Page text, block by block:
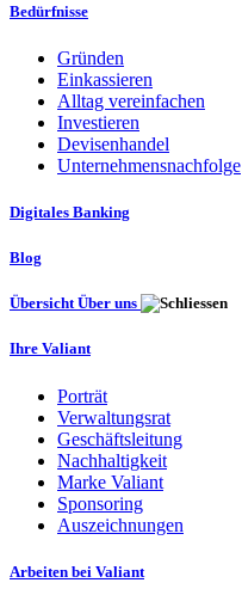
Bedürfnisse
Gründen
Einkassieren
Alltag vereinfachen
Investieren
Devisenhandel
Unternehmensnachfolge
Digitales Banking
Blog
Übersicht Über uns
Ihre Valiant
Porträt
Verwaltungsrat
Geschäftsleitung
Nachhaltigkeit
Marke Valiant
Sponsoring
Auszeichnungen
Arbeiten bei Valiant